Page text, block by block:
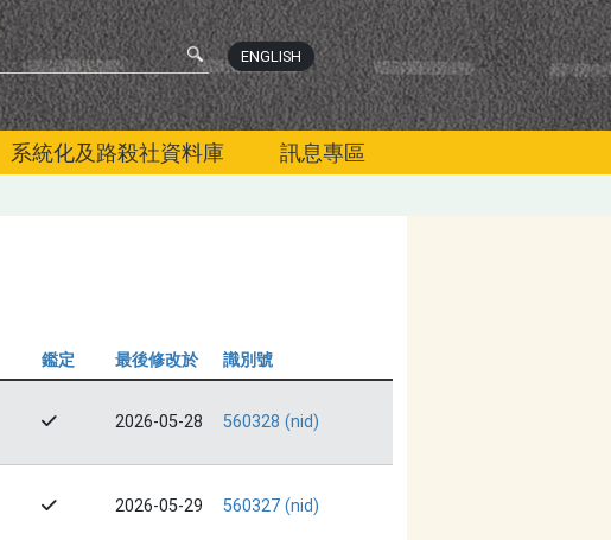
ENGLISH
系統化及路殺社資料庫 訊息專區
鑑定 最後修改於 識別號
2026-05-28 560328 (nid)
2026-05-29 560327 (nid)